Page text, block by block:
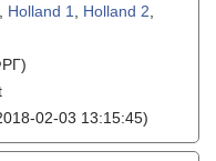
Holland 1 Holland 2
02-03 13:15:45)